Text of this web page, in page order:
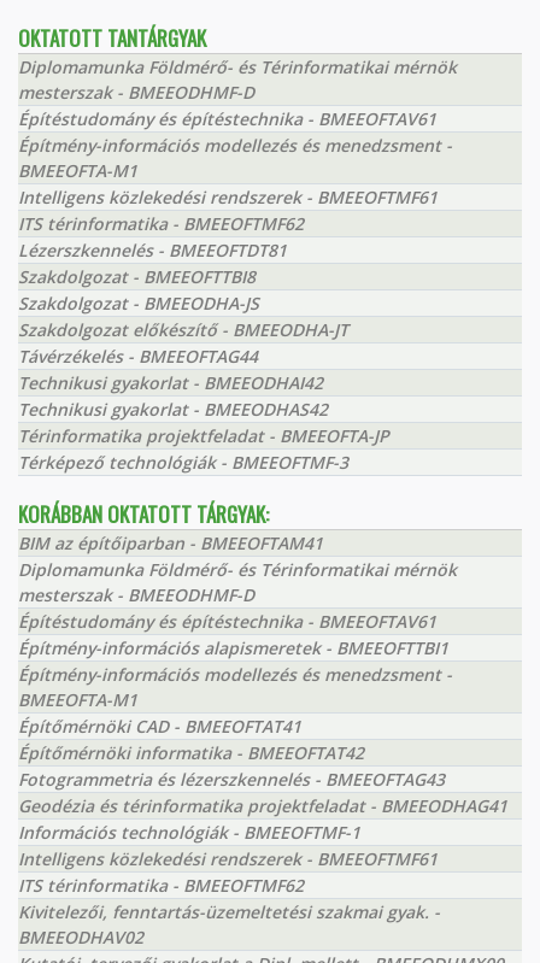
OKTATOTT TANTÁRGYAK
Diplomamunka Földmérő- és Térinformatikai mérnök
mesterszak - BMEEODHMF-D
Építéstudomány és építéstechnika - BMEEOFTAV61
Építmény-információs modellezés és menedzsment -
BMEEOFTA-M1
Intelligens közlekedési rendszerek - BMEEOFTMF61
ITS térinformatika - BMEEOFTMF62
Lézerszkennelés - BMEEOFTDT81
Szakdolgozat - BMEEOFTTBI8
Szakdolgozat - BMEEODHA-JS
Szakdolgozat előkészítő - BMEEODHA-JT
Távérzékelés - BMEEOFTAG44
Technikusi gyakorlat - BMEEODHAI42
Technikusi gyakorlat - BMEEODHAS42
Térinformatika projektfeladat - BMEEOFTA-JP
Térképező technológiák - BMEEOFTMF-3
KORÁBBAN OKTATOTT TÁRGYAK:
BIM az építőiparban - BMEEOFTAM41
Diplomamunka Földmérő- és Térinformatikai mérnök
mesterszak - BMEEODHMF-D
Építéstudomány és építéstechnika - BMEEOFTAV61
Építmény-információs alapismeretek - BMEEOFTTBI1
Építmény-információs modellezés és menedzsment -
BMEEOFTA-M1
Építőmérnöki CAD - BMEEOFTAT41
Építőmérnöki informatika - BMEEOFTAT42
Fotogrammetria és lézerszkennelés - BMEEOFTAG43
Geodézia és térinformatika projektfeladat - BMEEODHAG41
Információs technológiák - BMEEOFTMF-1
Intelligens közlekedési rendszerek - BMEEOFTMF61
ITS térinformatika - BMEEOFTMF62
Kivitelezői, fenntartás-üzemeltetési szakmai gyak. -
BMEEODHAV02